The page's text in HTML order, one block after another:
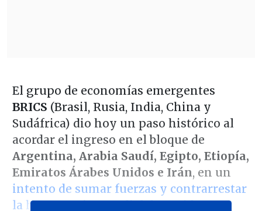
El grupo de economías emergentes
BRICS (Brasil, Rusia, India, China y
Sudáfrica) dio hoy un paso histórico al
acordar el ingreso en el bloque de
Argentina, Arabia Saudí, Egipto, Etiopía,
Emiratos Árabes Unidos e Irán, en un
intento de sumar fuerzas y contrarrestar
la hegemonía mundial de Occidente.